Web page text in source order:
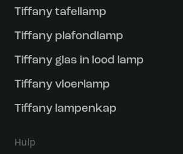
Tiffany tafellamp
Tiffany plafondlamp
Tiffany glas in lood lamp
Tiffany vloerlamp
Tiffany lampenkap
Hulp